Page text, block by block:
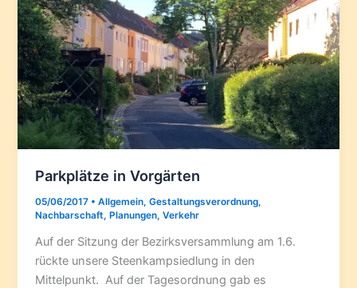
Parkplätze in Vorgärten
05/06/2017 •Allgemein,Gestaltungsverordnung,
Nachbarschaft, Planungen,Verkehr
Auf der Sitzung der Bezirksversammlung am 1.6.
rückte unsere Steenkampsiedlung in den
Mittelpunkt. Auf der Tagesordnung gab es